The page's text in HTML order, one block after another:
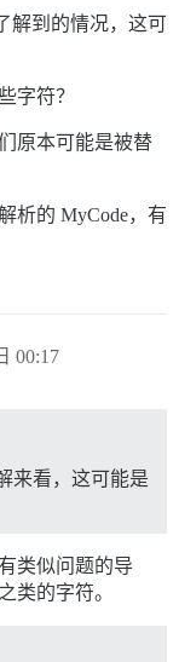
解到的情况，这可
字符？
原本可能是被替
析的 MyCode，有
00:17
来看，这可能是
类似问题的导
类的字符。